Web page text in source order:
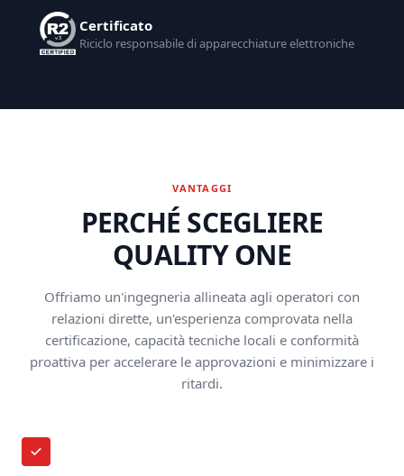
Certificato
Riciclo responsabile di apparecchiature elettroniche
VANTAGGI
PERCHÉ SCEGLIERE
QUALITY ONE
Offriamo un'ingegneria allineata agli operatori con
relazioni dirette, un'esperienza comprovata nella
certificazione, capacità tecniche locali e conformità
proattiva per accelerare le approvazioni e minimizzare i
ritardi.